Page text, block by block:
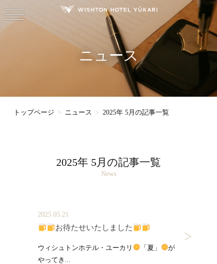
ニュース
トップページ ニュース 2025年 5月の記事一覧
2025年 5月の記事一覧
News
2025.05.21
お待たせいたしました
ウィシュトンホテル・ユーカリ 「夏」
が
やってき...